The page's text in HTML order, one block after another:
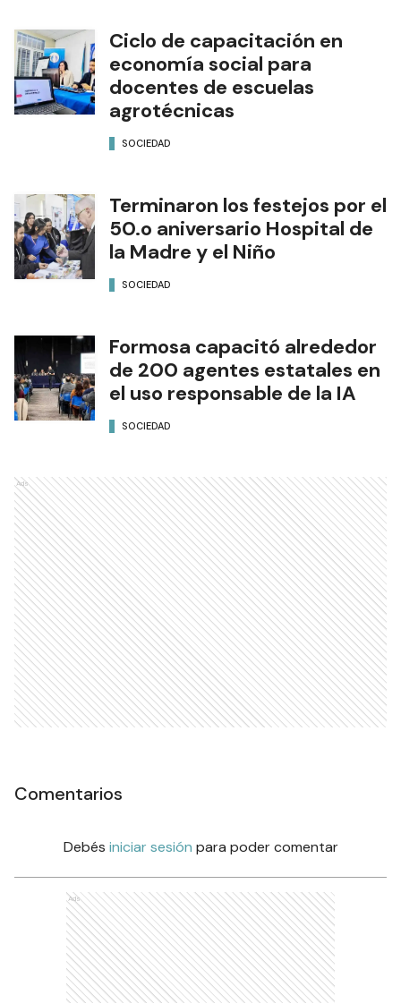
Ciclo de capacitación en
economía social para
docentes de escuelas
agrotécnicas
SOCIEDAD
Terminaron los festejos por el
50.o aniversario Hospital de
la Madre y el Niño
SOCIEDAD
Formosa capacitó alrededor
de 200 agentes estatales en
el uso responsable de la IA
SOCIEDAD
Ads
Comentarios
Debés iniciar sesión para poder comentar
Ads